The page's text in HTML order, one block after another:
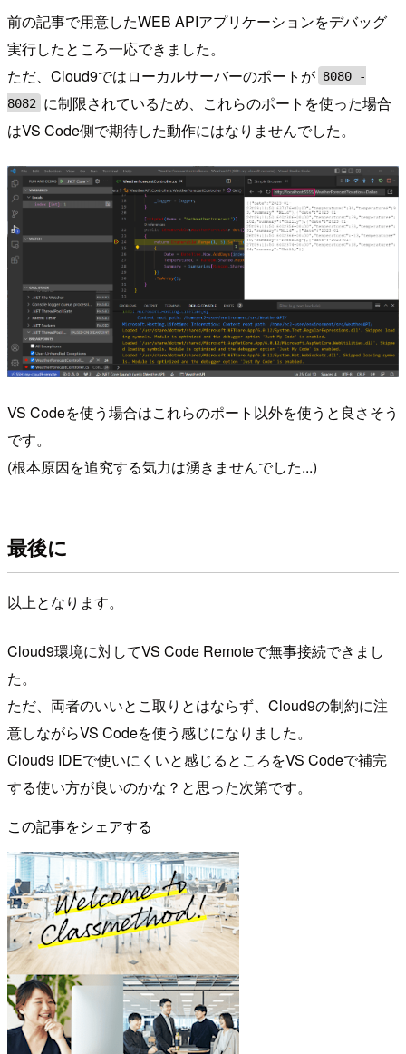
前の記事で用意したWEB APIアプリケーションをデバッグ
実行したところ一応できました。
ただ、Cloud9ではローカルサーバーのポートが 8080 -
8082
に制限されているため、これらのポートを使った場合
はVS Code側で期待した動作にはなりませんでした。
VS Codeを使う場合はこれらのポート以外を使うと良さそう
です。
(根本原因を追究する気力は湧きませんでした...)
最後に
以上となります。
Cloud9環境に対してVS Code Remoteで無事接続できまし
た。
ただ、両者のいいとこ取りとはならず、Cloud9の制約に注
意しながらVS Codeを使う感じになりました。
Cloud9 IDEで使いにくいと感じるところをVS Codeで補完
する使い方が良いのかな？と思った次第です。
この記事をシェアする